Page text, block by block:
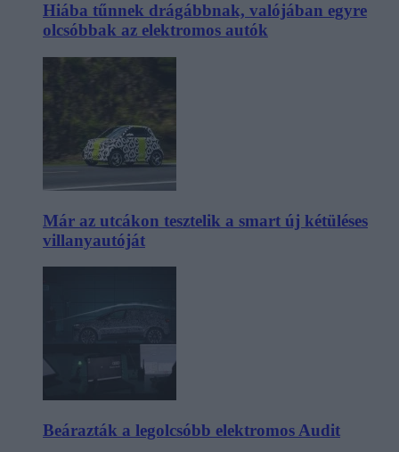
Hiába tűnnek drágábbnak, valójában egyre
olcsóbbak az elektromos autók
Már az utcákon tesztelik a smart új kétüléses
villanyautóját
Beárazták a legolcsóbb elektromos Audit